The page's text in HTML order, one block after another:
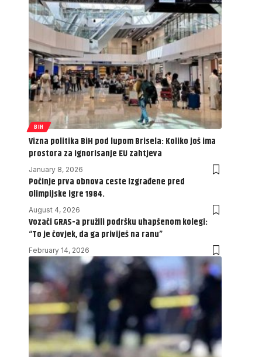
BIH
Vizna politika BiH pod lupom Brisela: Koliko još ima
prostora za ignorisanje EU zahtjeva
January 8, 2026
Počinje prva obnova ceste izgrađene pred
Olimpijske igre 1984.
August 4, 2026
Vozači GRAS-a pružili podršku uhapšenom kolegi:
“To je čovjek, da ga priviješ na ranu”
February 14, 2026